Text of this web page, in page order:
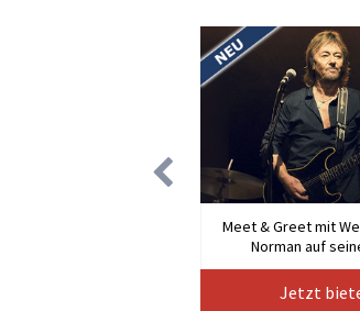
Meet & Greet mit
Norman auf
Jetzt